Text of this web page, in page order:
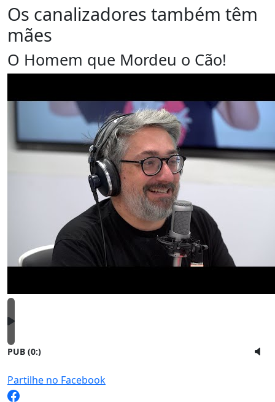
Os canalizadores também têm
mães
O Homem que Mordeu o Cão!
PUB (0:)
Partilhe no Facebook